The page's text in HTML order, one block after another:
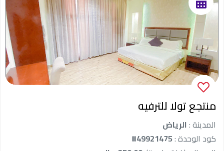
منتجع تولا للترفيه
المدينة : الرياض
كود الوحدة :#49921475